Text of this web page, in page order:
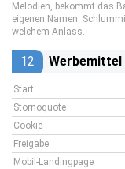
Melodien, bekommt das
eigenen Namen.
welchem Anlass.
12 Werbemittel
Start
Stornoquote
Cookie
Freigabe
Mobil-Landingpage